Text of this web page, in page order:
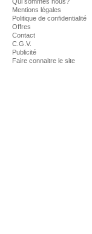
Mentions légales
Politique de confidentialité
Offres
Contact
C.G.V.
Publicité
Faire connaitre le site